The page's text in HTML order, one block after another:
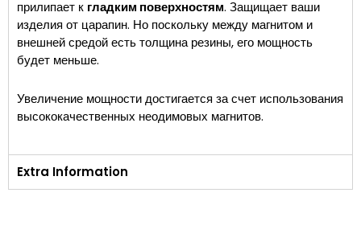
прилипает к гладким поверхностям. Защищает ваши
изделия от царапин. Но поскольку между магнитом и
внешней средой есть толщина резины, его мощность
будет меньше.
Увеличение мощности достигается за счет использования
высококачественных неодимовых магнитов.
Extra Information